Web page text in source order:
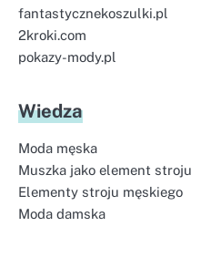
fantastycznekoszulki.pl
2kroki.com
pokazy-mody.pl
Wiedza
Moda męska
Muszka jako element stroju
Elementy stroju męskiego
Moda damska